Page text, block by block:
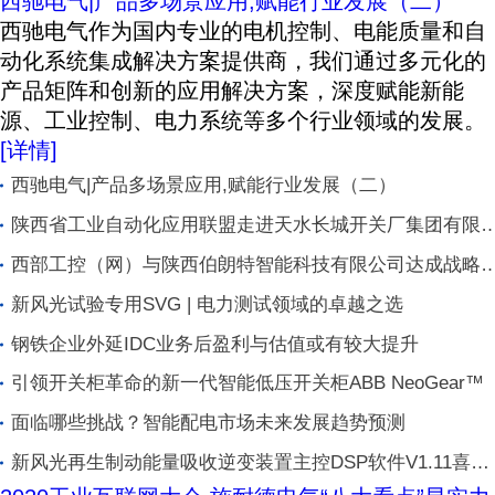
西驰电气作为国内专业的电机控制、电能质量和自
动化系统集成解决方案提供商，我们通过多元化的
产品矩阵和创新的应用解决方案，深度赋能新能
源、工业控制、电力系统等多个行业领域的发展。
[详情]
西驰电气|产品多场景应用,赋能行业发展（二）
陕西省工业自动化应用联盟走进天水长城开关厂集团有限
司
西部工控（网）与陕西伯朗特智能科技有限公司达成战略
作
新风光试验专用SVG | 电力测试领域的卓越之选
钢铁企业外延IDC业务后盈利与估值或有较大提升
引领开关柜革命的新一代智能低压开关柜ABB NeoGear™
面临哪些挑战？智能配电市场未来发展趋势预测
新风光再生制动能量吸收逆变装置主控DSP软件V1.11喜获